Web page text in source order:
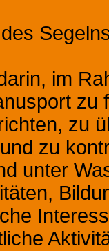
im
zu
zu
zu
unter